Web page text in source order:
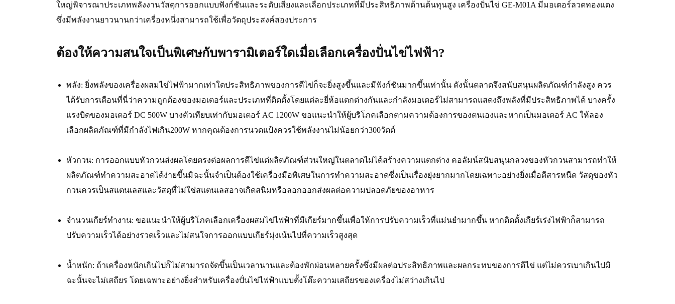
ใหญ่พิจารณาประเภทพลังงานวัสดุการออกแบบฟังก์ชันและระดับเสียงและเลือกประเภทที่มีประสิทธิภาพด้านต้นทุนสูง เครื่องปั่นไข่ GE-M01A มีมอเตอร์ลวดทองแดง
ซึ่งมีพลังงานยาวนานกว่าเครื่องหนึ่งสามารถใช้เพื่อวัตถุประสงค์สองประการ
ต้องให้ความสนใจเป็นพิเศษกับพารามิเตอร์ใดเมื่อเลือกเครื่องปั่นไข่ไฟฟ้า?
พลัง: ยิ่งพลังของเครื่องผสมไข่ไฟฟ้ามากเท่าใดประสิทธิภาพของการตีไข่ก็จะยิ่งสูงขึ้นและมีฟังก์ชันมากขึ้นเท่านั้น ดังนั้นตลาดจึงสนับสนุนผลิตภัณฑ์กำลังสูง ควร
ได้รับการเตือนที่นี่ว่าความถูกต้องของมอเตอร์และประเภทที่ติดตั้งโดยแต่ละยี่ห้อแตกต่างกันและกำลังมอเตอร์ไม่สามารถแสดงถึงพลังที่มีประสิทธิภาพได้ บางครั้ง
แรงบิดของมอเตอร์ DC 500W บางตัวเทียบเท่ากับมอเตอร์ AC 1200W ขอแนะนำให้ผู้บริโภคเลือกตามความต้องการของตนเองและหากเป็นมอเตอร์ AC ให้ลอง
เลือกผลิตภัณฑ์ที่มีกำลังไฟเกิน200W หากคุณต้องการนวดแป้งควรใช้พลังงานไม่น้อยกว่า300วัตต์
หัวกวน: การออกแบบหัวกวนส่งผลโดยตรงต่อผลการตีไข่แต่ผลิตภัณฑ์ส่วนใหญ่ในตลาดไม่ได้สร้างความแตกต่าง คอลัมน์สนับสนุนกลวงของหัวกวนสามารถทำให้
ผลิตภัณฑ์ทำความสะอาดได้ง่ายขึ้นมิฉะนั้นจำเป็นต้องใช้เครื่องมือพิเศษในการทำความสะอาดซึ่งเป็นเรื่องยุ่งยากมากโดยเฉพาะอย่างยิ่งเมื่อตีสารหนืด วัสดุของหัว
กวนควรเป็นสแตนเลสและวัสดุที่ไม่ใช่สแตนเลสอาจเกิดสนิมหรือลอกออกส่งผลต่อความปลอดภัยของอาหาร
จำนวนเกียร์ทำงาน: ขอแนะนำให้ผู้บริโภคเลือกเครื่องผสมไข่ไฟฟ้าที่มีเกียร์มากขึ้นเพื่อให้การปรับความเร็วที่แม่นยำมากขึ้น หากติดตั้งเกียร์เร่งไฟฟ้าก็สามารถ
ปรับความเร็วได้อย่างรวดเร็วและไม่สนใจการออกแบบเกียร์มุ่งเน้นไปที่ความเร็วสูงสุด
น้ำหนัก: ถ้าเครื่องหนักเกินไปก็ไม่สามารถจัดขึ้นเป็นเวลานานและต้องพักผ่อนหลายครั้งซึ่งมีผลต่อประสิทธิภาพและผลกระทบของการตีไข่ แต่ไม่ควรเบาเกินไปมิ
ฉะนั้นจะไม่เสถียร โดยเฉพาะอย่างยิ่งสำหรับเครื่องปั่นไข่ไฟฟ้าแบบตั้งโต๊ะความเสถียรของเครื่องไม่สว่างเกินไป